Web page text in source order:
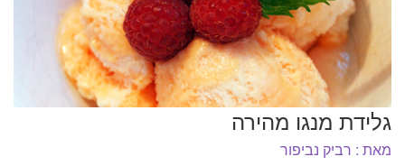
גלידת מנגו מהירה
מאת : רביק נביפור